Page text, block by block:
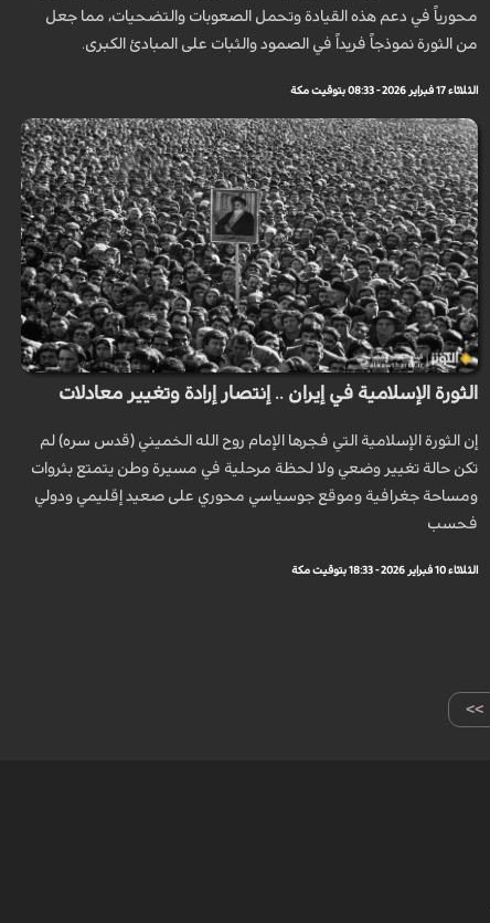
محورياً في دعم هذه القيادة وتحمل الصعوبات والتضحيات، مما جعل
من الثورة نموذجاً فريداً في الصمود والثبات على المبادئ الكبرى.
الثلاثاء 17 فبراير 2026 - 08:33 بتوقيت مكة
الثورة الإسلامية في إيران .. إنتصار إرادة وتغيير معادلات
إن الثورة الإسلامية التي فجرها الإمام روح الله الخميني (قدس سره) لم
تكن حالة تغيير وضعي ولا لحظة مرحلية في مسيرة وطن يتمتع بثروات
ومساحة جغرافية وموقع جوسياسي محوري على صعيد إقليمي ودولي
فحسب
الثلاثاء 10 فبراير 2026 - 18:33 بتوقيت مكة
>>